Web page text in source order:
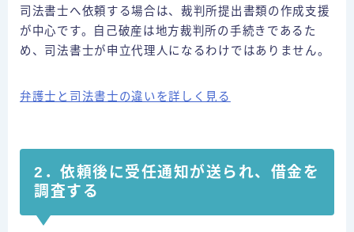
司法書士へ依頼する場合は、裁判所提出書類の作成支援
が中心です。自己破産は地方裁判所の手続きであるた
め、司法書士が申立代理人になるわけではありません。
弁護士と司法書士の違いを詳しく見る
2．依頼後に受任通知が送られ、借金を
調査する